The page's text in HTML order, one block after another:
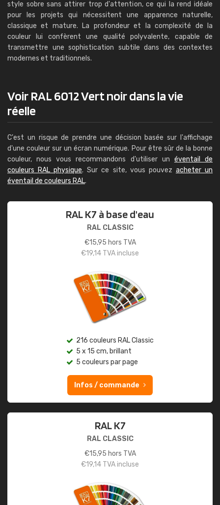
style sobre sans attirer trop d'attention, ce qui la rend idéale
pour les projets qui nécessitent une apparence naturelle,
classique et mature. La profondeur et la complexité de la
couleur lui confèrent une qualité polyvalente, capable de
transmettre une sophistication subtile dans des contextes
modernes et traditionnels.
Voir RAL 6012 Vert noir dans la vie
réelle
C'est un risque de prendre une décision basée sur l'affichage
d'une couleur sur un écran numérique. Pour être sûr de la bonne
couleur, nous vous recommandons d'utiliser un éventail de
couleurs RAL physique. Sur ce site, vous pouvez acheter un
éventail de couleurs RAL.
RAL K7 à base d'eau
RAL CLASSIC
€15,95 hors TVA
€19,14 TVA incluse
216 couleurs RAL Classic
5 x 15 cm, brillant
5 couleurs par page
Infos / commande
RAL K7
RAL CLASSIC
€15,95 hors TVA
€19,14 TVA incluse